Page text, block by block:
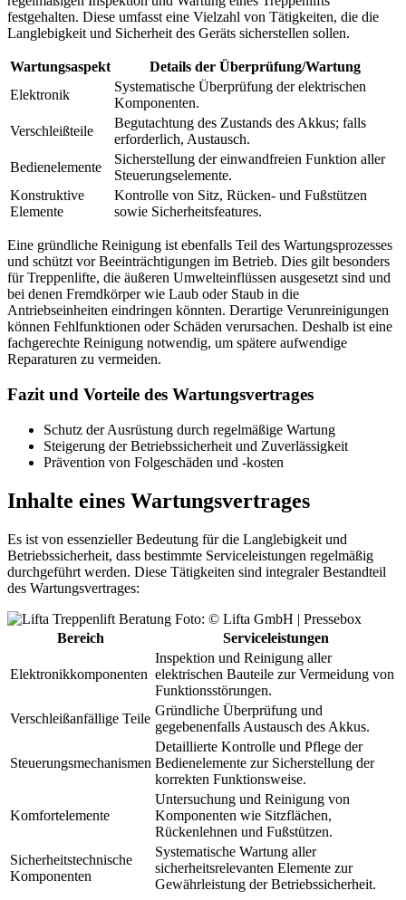
festgehalten. Diese umfasst eine Vielzahl von Tätigkeiten, die die
Langlebigkeit und Sicherheit des Geräts sicherstellen sollen.
Wartungsaspekt
Details der Überprüfung/Wartung
Elektronik
Systematische Überprüfung der elektrischen
Komponenten.
Verschleißteile
Begutachtung des Zustands des Akkus; falls
erforderlich, Austausch.
Bedienelemente
Sicherstellung der einwandfreien Funktion aller
Steuerungselemente.
Konstruktive
Elemente
Kontrolle von Sitz, Rücken- und Fußstützen
sowie Sicherheitsfeatures.
Eine gründliche Reinigung ist ebenfalls Teil des Wartungsprozesses
und schützt vor Beeinträchtigungen im Betrieb. Dies gilt besonders
für Treppenlifte, die äußeren Umwelteinflüssen ausgesetzt sind und
bei denen Fremdkörper wie Laub oder Staub in die
Antriebseinheiten eindringen könnten. Derartige Verunreinigungen
können Fehlfunktionen oder Schäden verursachen. Deshalb ist eine
fachgerechte Reinigung notwendig, um spätere aufwendige
Reparaturen zu vermeiden.
Fazit und Vorteile des Wartungsvertrages
Schutz der Ausrüstung durch regelmäßige Wartung
Steigerung der Betriebssicherheit und Zuverlässigkeit
Prävention von Folgeschäden und -kosten
Inhalte eines Wartungsvertrages
Es ist von essenzieller Bedeutung für die Langlebigkeit und
Betriebssicherheit, dass bestimmte Serviceleistungen regelmäßig
durchgeführt werden. Diese Tätigkeiten sind integraler Bestandteil
des Wartungsvertrages:
Foto: © Lifta GmbH | Pressebox
Bereich
Serviceleistungen
Elektronikkomponenten
Inspektion und Reinigung aller
elektrischen Bauteile zur Vermeidung von
Funktionsstörungen.
Verschleißanfällige Teile
Gründliche Überprüfung und
gegebenenfalls Austausch des Akkus.
Steuerungsmechanismen
Detaillierte Kontrolle und Pflege der
Bedienelemente zur Sicherstellung der
korrekten Funktionsweise.
Komfortelemente
Untersuchung und Reinigung von
Komponenten wie Sitzflächen,
Rückenlehnen und Fußstützen.
Sicherheitstechnische
Komponenten
Systematische Wartung aller
sicherheitsrelevanten Elemente zur
Gewährleistung der Betriebssicherheit.